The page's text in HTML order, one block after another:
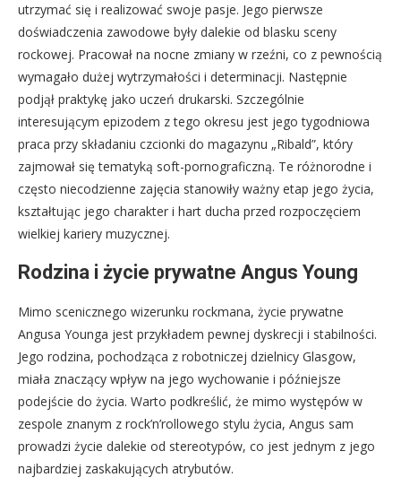
utrzymać się i realizować swoje pasje. Jego pierwsze
doświadczenia zawodowe były dalekie od blasku sceny
rockowej. Pracował na nocne zmiany w rzeźni, co z pewnością
wymagało dużej wytrzymałości i determinacji. Następnie
podjął praktykę jako uczeń drukarski. Szczególnie
interesującym epizodem z tego okresu jest jego tygodniowa
praca przy składaniu czcionki do magazynu „Ribald”, który
zajmował się tematyką soft-pornograficzną. Te różnorodne i
często niecodzienne zajęcia stanowiły ważny etap jego życia,
kształtując jego charakter i hart ducha przed rozpoczęciem
wielkiej kariery muzycznej.
Rodzina i życie prywatne Angus Young
Mimo scenicznego wizerunku rockmana, życie prywatne
Angusa Younga jest przykładem pewnej dyskrecji i stabilności.
Jego rodzina, pochodząca z robotniczej dzielnicy Glasgow,
miała znaczący wpływ na jego wychowanie i późniejsze
podejście do życia. Warto podkreślić, że mimo występów w
zespole znanym z rock’n’rollowego stylu życia, Angus sam
prowadzi życie dalekie od stereotypów, co jest jednym z jego
najbardziej zaskakujących atrybutów.